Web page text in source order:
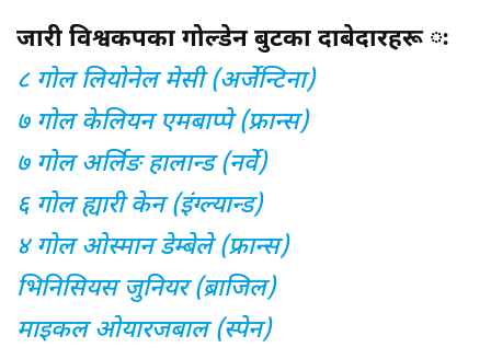
जारी विश्वकपका गोल्डेन बुटका दाबेदारहरू ः
८ गोल लियोनेल मेसी (अर्जेन्टिना)
७ गोल केलियन एमबाप्पे (फ्रान्स)
७ गोल अर्लिङ हालान्ड (नर्वे)
६ गोल ह्यारी केन (इंग्ल्यान्ड)
४ गोल ओस्मान डेम्बेले (फ्रान्स)
भिनिसियस जुनियर (ब्राजिल)
माइकल ओयारजबाल (स्पेन)